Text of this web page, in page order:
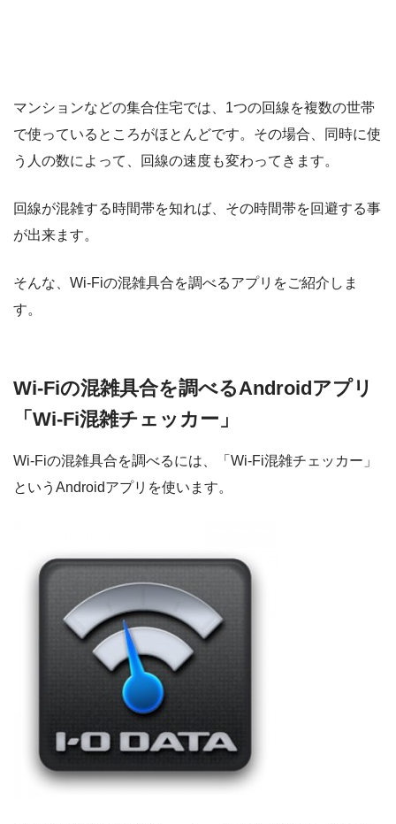
マンションなどの集合住宅では、1つの回線を複数の世帯
で使っているところがほとんどです。その場合、同時に使
う人の数によって、回線の速度も変わってきます。
回線が混雑する時間帯を知れば、その時間帯を回避する事
が出来ます。
そんな、Wi-Fiの混雑具合を調べるアプリをご紹介しま
す。
Wi-Fiの混雑具合を調べるAndroidアプリ
「Wi-Fi混雑チェッカー」
Wi-Fiの混雑具合を調べるには、「Wi-Fi混雑チェッカー」
というAndroidアプリを使います。